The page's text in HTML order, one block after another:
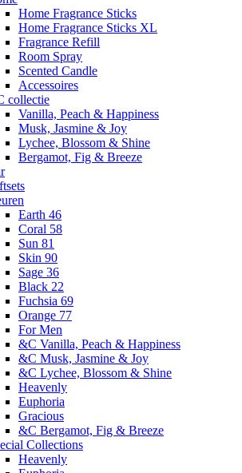
Home Fragrance Sticks
Home Fragrance Sticks XL
Fragrance Refill
Room Spray
Scented Candle
Accessoires
collectie
Vanilla, Peach & Happiness
Musk, Jasmine & Joy
Lychee, Blossom & Shine
Bergamot, Fig & Breeze
Earth 46
Coral 58
Sun 81
Skin 90
Sage 36
Black 22
Fuchsia 69
Orange 77
For Men
&C Vanilla, Peach & Happiness
&C Musk, Jasmine & Joy
&C Lychee, Blossom & Shine
Heavenly
Euphoria
Gracious
&C Bergamot, Fig & Breeze
Collections
Heavenly